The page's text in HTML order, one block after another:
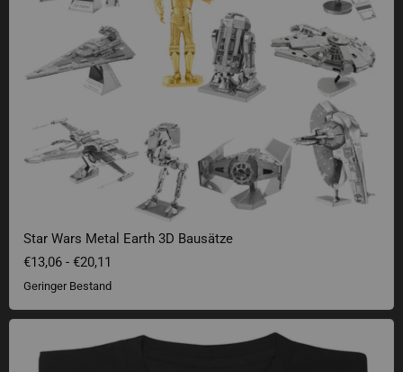
Star Wars Metal Earth 3D Bausätze
€13,06 - €20,11
Geringer Bestand